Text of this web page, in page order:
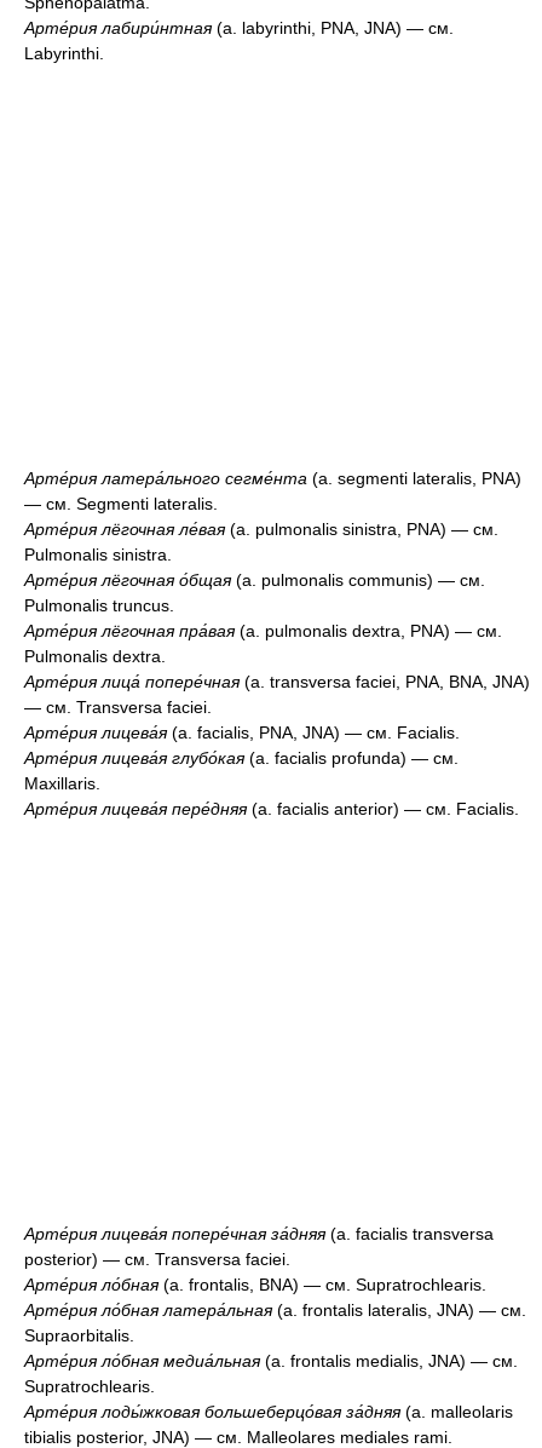
Арте́рия лабири́нтная(a. labyrinthi, PNA, JNA) — см.
Labyrinthi.
Арте́рия латера́льного сегме́нта (a. segmenti lateralis, PNA)
— см. Segmenti lateralis.
Арте́рия лёгочная ле́вая(a. pulmonalis sinistra, PNA) — см.
Pulmonalis sinistra.
Арте́рия лёгочная о́бщая(a. pulmonalis communis) — см.
Pulmonalis truncus.
Арте́рия лёгочная пра́вая(a. pulmonalis dextra, PNA) — см.
Pulmonalis dextra.
Арте́рия лица́ попере́чная(a. transversa faciei, PNA, BNA, JNA)
— см. Transversa faciei.
Арте́рия лицева́я(a. facialis, PNA, JNA) — см. Facialis.
Арте́рия лицева́я глубо́кая(a. facialis profunda) — см.
Maxillaris.
Арте́рия лицева́я пере́дняя(a. facialis anterior) — см. Facialis.
Арте́рия лицева́я попере́чная за́дняя(a. facialis transversa
posterior) — см. Transversa faciei.
Арте́рия ло́бная(a. frontalis, BNA) — см. Supratrochlearis.
Арте́рия ло́бная латера́льная(a. frontalis lateralis, JNA) — см.
Supraorbitalis.
Арте́рия ло́бная медиа́льная(a. frontalis medialis, JNA) — см.
Supratrochlearis.
Арте́рия лоды́жковая большеберцо́вая за́дняя(a. malleolaris
tibialis posterior, JNA) — см. Malleolares mediales rami.